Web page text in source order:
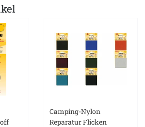
Camping-Nylon
Reparatur Flicken